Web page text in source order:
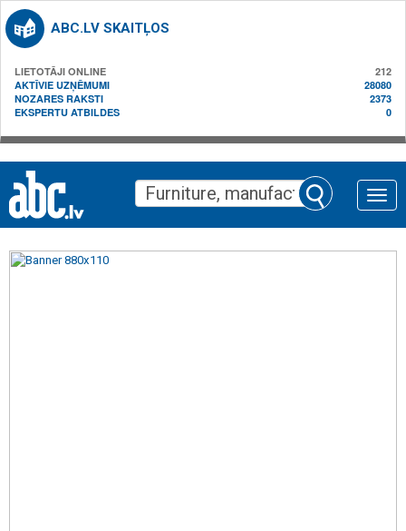
ABC.LV SKAITĻOS
LIETOTĀJI ONLINE
212
AKTĪVIE UZŅĒMUMI
28080
NOZARES RAKSTI
2373
EKSPERTU ATBILDES
0
Toggle